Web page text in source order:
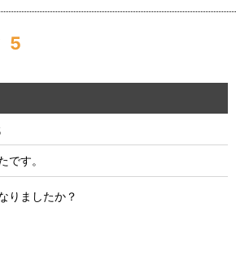
5
です。
りましたか？